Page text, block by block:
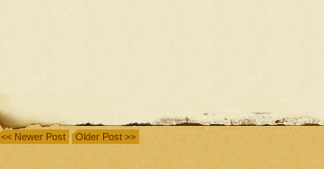
<< Newer Post Older Post >>